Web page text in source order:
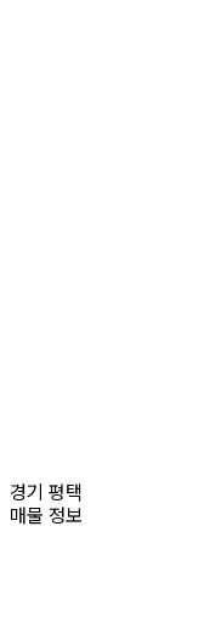
경기 평택
매물 정보